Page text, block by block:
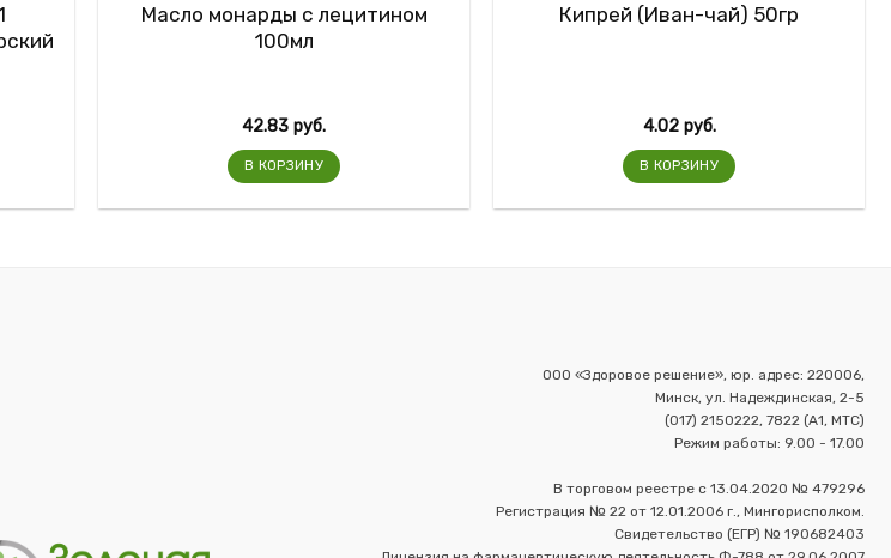
Масло монарды с лецитином
100мл
42.83 руб.
В КОРЗИНУ
Кипрей (Иван-чай) 50гр
4.02 руб.
В КОРЗИНУ
ООО «Здоровое решение», юр. адрес: 220006,
Минск, ул. Надеждинская, 2-5
(017) 2150222, 7822 (А1, МТС)
Режим работы: 9.00 - 17.00
В торговом реестре с 13.04.2020 № 479296
Регистрация № 22 от 12.01.2006 г., Мингорисполком.
Свидетельство (ЕГР) № 190682403